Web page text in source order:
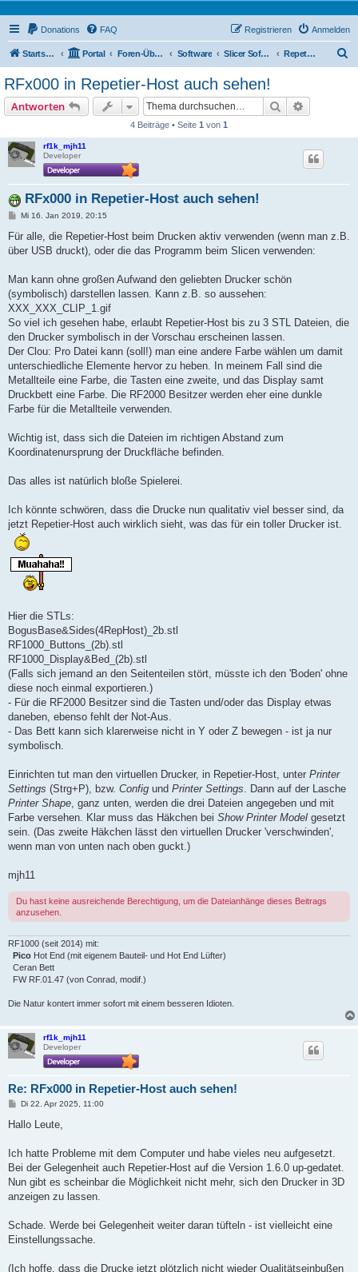
Donations FAQ Anmelden
Registrieren
Startseite Portal Foren-Übersicht Software Slicer Software Repetier Host
RFx000 in Repetier-Host auch sehen!
Antworten Suche
4 Beiträge • Seite 1 von 1
rf1k_mjh11
Developer
RFx000 in Repetier-Host auch sehen!
B
i
r
Mi 16. Jan 2019, 20:15
Für alle, die Repetier-Host beim Drucken aktiv verwenden (wenn man z.B.
über USB druckt), oder die das Programm beim Slicen verwenden:
Man kann ohne großen Aufwand den geliebten Drucker schön
(symbolisch) darstellen lassen. Kann z.B. so aussehen:
XXX_XXX_CLIP_1.gif
So viel ich gesehen habe, erlaubt Repetier-Host bis zu 3 STL Dateien, die
den Drucker symbolisch in der Vorschau erscheinen lassen.
Der Clou: Pro Datei kann (soll!) man eine andere Farbe wählen um damit
unterschiedliche Elemente hervor zu heben. In meinem Fall sind die
Metallteile eine Farbe, die Tasten eine zweite, und das Display samt
Druckbett eine Farbe. Die RF2000 Besitzer werden eher eine dunkle
Farbe für die Metallteile verwenden.
Wichtig ist, dass sich die Dateien im richtigen Abstand zum
Koordinatenursprung der Druckfläche befinden.
Das alles ist natürlich bloße Spielerei.
Ich könnte schwören, dass die Drucke nun qualitativ viel besser sind, da
jetzt Repetier-Host auch wirklich sieht, was das für ein toller Drucker ist.
Hier die STLs:
BogusBase&Sides(4RepHost)_2b.stl
RF1000_Buttons_(2b).stl
RF1000_Display&Bed_(2b).stl
(Falls sich jemand an den Seitenteilen stört, müsste ich den 'Boden' ohne
diese noch einmal exportieren.)
- Für die RF2000 Besitzer sind die Tasten und/oder das Display etwas
daneben, ebenso fehlt der Not-Aus.
- Das Bett kann sich klarerweise nicht in Y oder Z bewegen - ist ja nur
symbolisch.
Einrichten tut man den virtuellen Drucker, in Repetier-Host, unter Printer
Settings (Strg+P), bzw. Config und Printer Settings. Dann auf der Lasche
Printer Shape, ganz unten, werden die drei Dateien angegeben und mit
Farbe versehen. Klar muss das Häkchen bei Show Printer Model gesetzt
sein. (Das zweite Häkchen lässt den virtuellen Drucker 'verschwinden',
wenn man von unten nach oben guckt.)
mjh11
Du hast keine ausreichende Berechtigung, um die Dateianhänge dieses Beitrags
anzusehen.
RF1000 (seit 2014) mit:
Pico Hot End (mit eigenem Bauteil- und Hot End Lüfter)
Ceran Bett
FW RF.01.47 (von Conrad, modif.)
Die Natur kontert immer sofort mit einem besseren Idioten.
rf1k_mjh11
Developer
Re: RFx000 in Repetier-Host auch sehen!
B
i
a
Di 22. Apr 2025, 11:00
Hallo Leute,
Ich hatte Probleme mit dem Computer und habe vieles neu aufgesetzt.
Bei der Gelegenheit auch Repetier-Host auf die Version 1.6.0 up-gedatet.
Nun gibt es scheinbar die Möglichkeit nicht mehr, sich den Drucker in 3D
anzeigen zu lassen.
Schade. Werde bei Gelegenheit weiter daran tüfteln - ist vielleicht eine
Einstellungssache.
(Ich hoffe, dass die Drucke jetzt plötzlich nicht wieder Qualitätseinbußen